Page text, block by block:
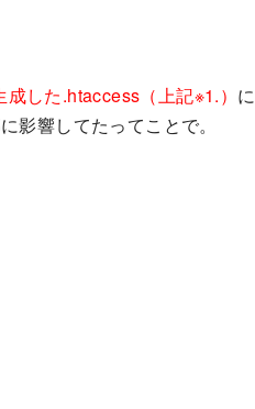
した.htaccess（上記※1.） に
影響してたってことで。